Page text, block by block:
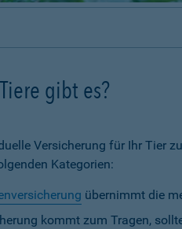
gibt es?
Versicherung für Ihr Tier
Kategorien:
übernimmt die
kommt zum Tragen,